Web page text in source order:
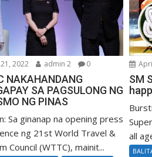
2022 admin 2 0
NAKAHANDANG
SA PAGSULONG NG
NG PINAS
Sa ginanap na opening press
ng 21st World Travel &
Council (WTTC), mainit...
SM
all